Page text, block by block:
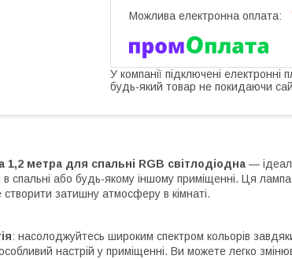
У компанії підключені
будь-який товар не покидаючи
1,2 метра для спальні RGB світлодіодна —
спальні або будь-якому іншому приміщенні. Ця
затишну атмосферу в кімнаті.
: насолоджуйтесь широким спектром кольорів
настрій у приміщенні. Ви можете легко